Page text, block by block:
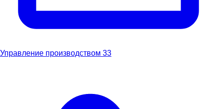
Управление производством 33